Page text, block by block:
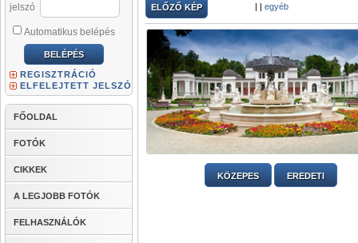
jelszó
Automatikus belépés
REGISZTRÁCIÓ
ELFELEJTETT JELSZÓ
FŐOLDAL
FOTÓK
CIKKEK
A LEGJOBB FOTÓK
FELHASZNÁLÓK
ELŐZŐ KÉP | | egyéb
KÖZEPES EREDETI